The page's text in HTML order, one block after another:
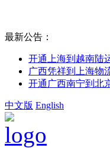
最新公告：
开通上海到越南陆
广西凭祥到上海物
开通广西南宁到北
中文版 English